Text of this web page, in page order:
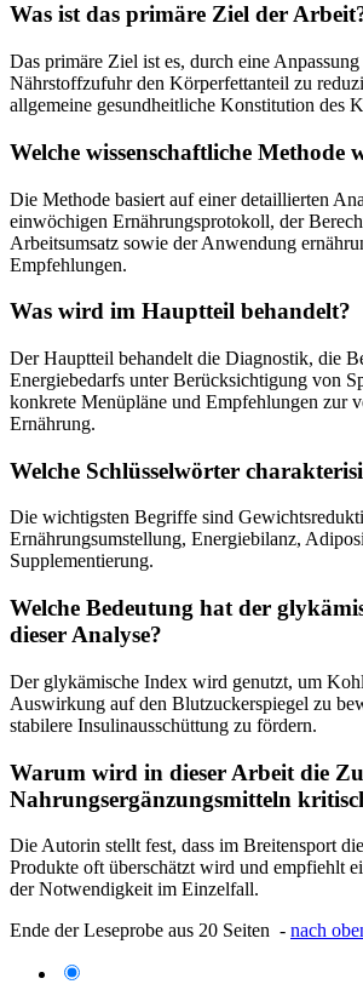
Was ist das primäre Ziel der
Das primäre Ziel ist es, durch eine
Nährstoffzufuhr den Körperfettanteil zu
allgemeine gesundheitliche Konstitution des
Welche wissenschaftliche Methode
Die Methode basiert auf einer detaillierten
einwöchigen Ernährungsprotokoll, der
Arbeitsumsatz sowie der Anwendung
Empfehlungen.
Was wird im Hauptteil behandelt?
Der Hauptteil behandelt die Diagnostik, die
Energiebedarfs unter Berücksichtigung von
konkrete Menüpläne und Empfehlungen zur
Ernährung.
Welche Schlüsselwörter
Die wichtigsten Begriffe sind
Ernährungsumstellung, Energiebilanz,
Supplementierung.
Welche Bedeutung hat der
dieser Analyse?
Der glykämische Index wird genutzt, um
Auswirkung auf den Blutzuckerspiegel zu
stabilere Insulinausschüttung zu fördern.
Warum wird in dieser Arbeit die
Nahrungsergänzungsmitteln
Die Autorin stellt fest, dass im Breitensport
Produkte oft überschätzt wird und empfiehlt
der Notwendigkeit im Einzelfall.
Ende der Leseprobe aus 20 Seiten - nach